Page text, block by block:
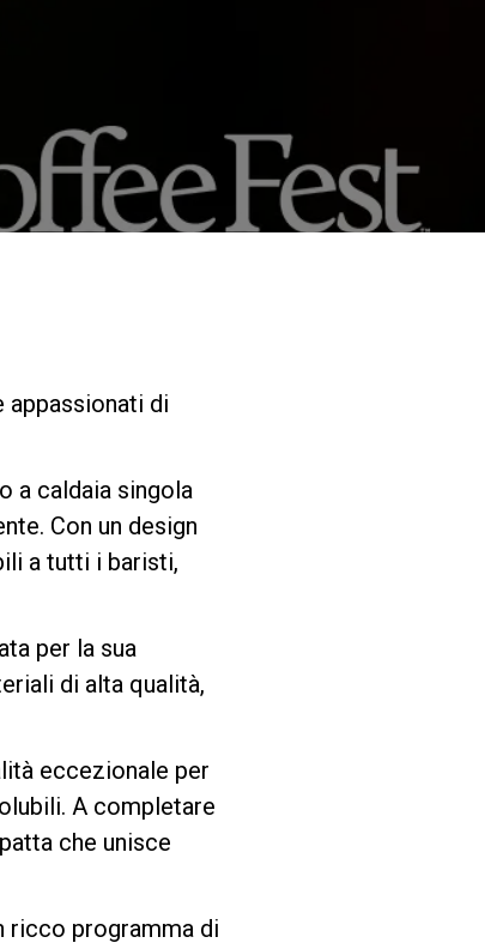
di
a caldaia singola
Con un design
a tutti i baristi,
per la sua
di alta qualità,
eccezionale per
A completare
che unisce
ricco programma di
Sostenibilità
Connect
Contattaci